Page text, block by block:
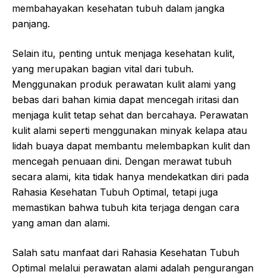
membahayakan kesehatan tubuh dalam jangka
panjang.
Selain itu, penting untuk menjaga kesehatan kulit,
yang merupakan bagian vital dari tubuh.
Menggunakan produk perawatan kulit alami yang
bebas dari bahan kimia dapat mencegah iritasi dan
menjaga kulit tetap sehat dan bercahaya. Perawatan
kulit alami seperti menggunakan minyak kelapa atau
lidah buaya dapat membantu melembapkan kulit dan
mencegah penuaan dini. Dengan merawat tubuh
secara alami, kita tidak hanya mendekatkan diri pada
Rahasia Kesehatan Tubuh Optimal, tetapi juga
memastikan bahwa tubuh kita terjaga dengan cara
yang aman dan alami.
Salah satu manfaat dari Rahasia Kesehatan Tubuh
Optimal melalui perawatan alami adalah pengurangan